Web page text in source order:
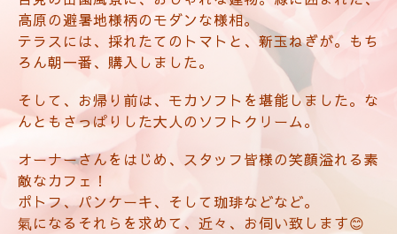
高原の避暑地様柄のモダンな様相。
テラスには、採れたてのトマトと、新玉ねぎが。 もち
ろん朝一番、購入しました。
そして、お帰り前は、モカソフトを堪能しました。な
んともさっぱりした大人のソフトクリーム。
オーナーさんをはじめ、スタッフ皆様の笑顔溢れる素
敵なカフェ！
ポトフ、パンケーキ、そして珈琲などなど。
氣になるそれらを求めて、近々、お伺い致します😊